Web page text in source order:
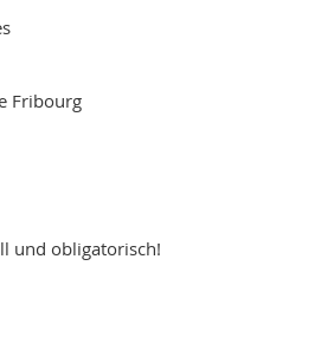
Fribourg
und obligatorisch!